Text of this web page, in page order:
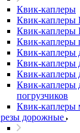
Квик-каплеры
Квик-каплеры
Квик-каплеры
Квик-каплеры
Квик-каплеры
Квик-каплеры
Квик-каплеры
Квик-каплеры
погрузчиков
Квик-каплеры
дорожные